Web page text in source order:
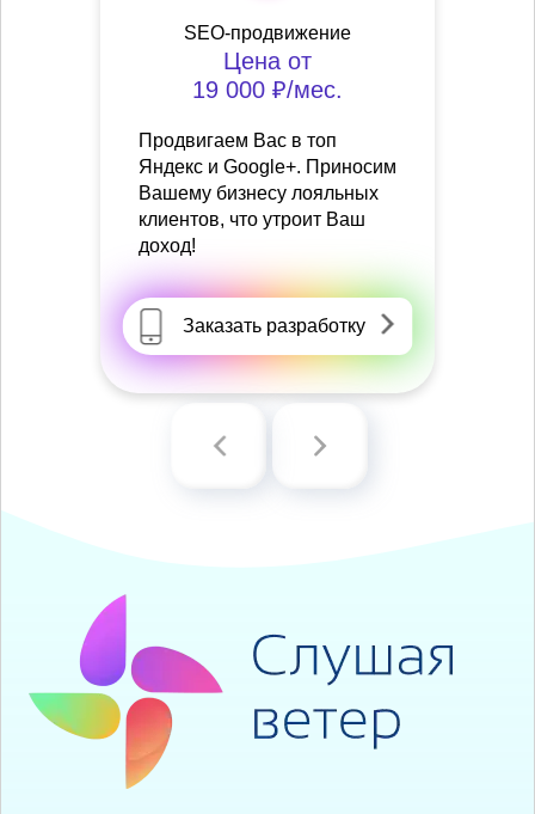
SEO-продвижение
Цена от
19 000 ₽/мес.
Продвигаем Вас в топ
Яндекс и Google+. Приносим
Вашему бизнесу лояльных
клиентов, что утроит Ваш
доход!
Заказать разработку